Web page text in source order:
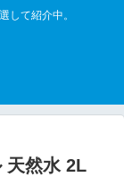
して紹介中。
天然水 2L